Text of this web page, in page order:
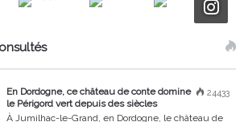
24433
En Dordogne, ce château de conte domine
le Périgord vert depuis des siècles
À Jumilhac-le-Grand, en Dordogne, le château de